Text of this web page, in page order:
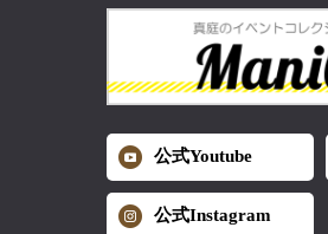
公式Youtube
公式Instagram